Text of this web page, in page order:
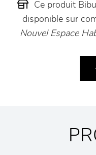
Ce produit
disponible sur
Nouvel Espace